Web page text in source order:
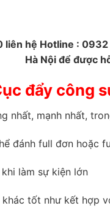
liên hệ Hotline :
Hà Nội để được
đẩy công
nhất, mạnh nhất,
đánh full đơn hoặc
làm sự kiện lớn
tốt như kết hợp